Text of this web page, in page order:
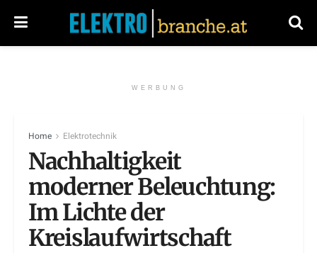
WERBUNG
Home Elektrotechnik
Nachhaltigkeit
moderner Beleuchtung:
Im Lichte der
Kreislaufwirtschaft